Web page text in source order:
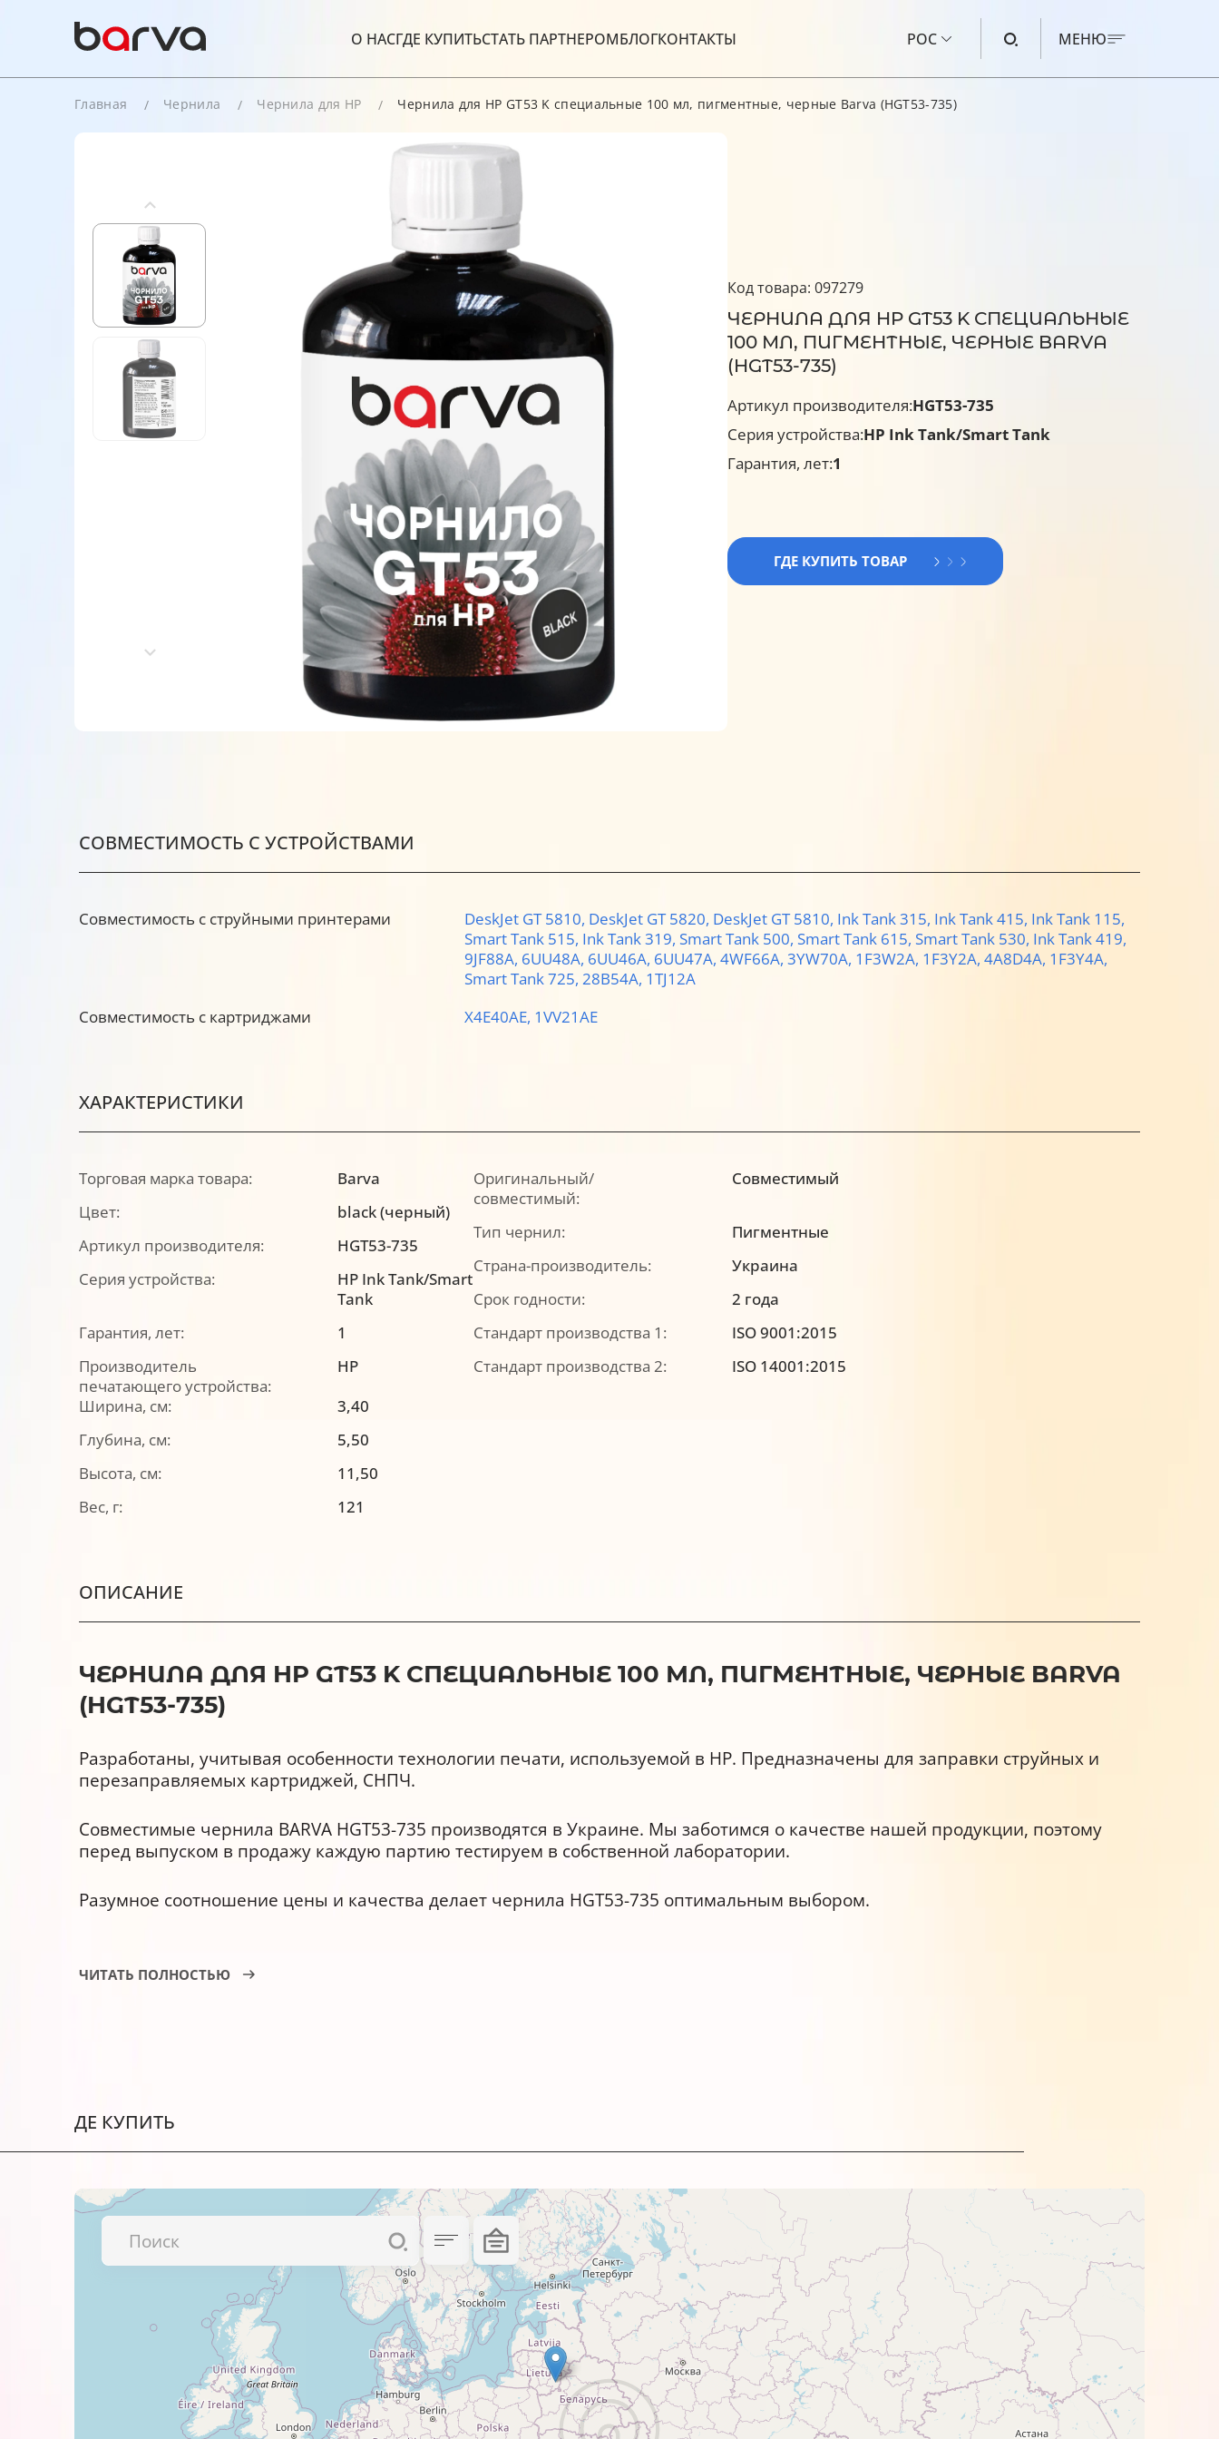
О НАСГДЕ КУПИТЬСТАТЬ ПАРТНЕРОМБЛОГКОНТАКТЫ РОС МЕНЮ
Главная Чернила Чернила для HP Чернила для HP GT53 K специальные 100 мл, пигментные, черные Barva (HGT53-735)
Код товара: 097279
ЧЕРНИЛА ДЛЯ HP GT53 K СПЕЦИАЛЬНЫЕ
100 МЛ, ПИГМЕНТНЫЕ, ЧЕРНЫЕ BARVA
(HGT53-735)
Артикул производителя:HGT53-735
Серия устройства:HP Ink Tank/Smart Tank
Гарантия, лет:1
ГДЕ КУПИТЬ ТОВАР
СОВМЕСТИМОСТЬ С УСТРОЙСТВАМИ
Совместимость с струйными принтерами DeskJet GT 5810, DeskJet GT 5820, DeskJet GT 5810, Ink Tank 315, Ink Tank 415, Ink Tank 115,
Smart Tank 515, Ink Tank 319, Smart Tank 500, Smart Tank 615, Smart Tank 530, Ink Tank 419,
9JF88A, 6UU48A, 6UU46A, 6UU47A, 4WF66A, 3YW70A, 1F3W2A, 1F3Y2A, 4A8D4A, 1F3Y4A,
Smart Tank 725, 28B54A, 1TJ12A
Совместимость с картриджами
X4E40AE, 1VV21AE
ХАРАКТЕРИСТИКИ
Торговая марка товара:
Barva
Цвет:
black (черный)
Артикул производителя:
HGT53-735
Серия устройства:
HP Ink Tank/Smart
Tank
Гарантия, лет:
1
Производитель
печатающего устройства:
HP
Оригинальный/
совместимый:
Совместимый
Тип чернил:
Пигментные
Страна-производитель:
Украина
Срок годности:
2 года
Стандарт производства 1:
ISO 9001:2015
Стандарт производства 2:
ISO 14001:2015
Ширина, см:
3,40
Глубина, см:
5,50
Высота, см:
11,50
Вес, г:
121
ОПИСАНИЕ
ЧЕРНИЛА ДЛЯ HP GT53 K СПЕЦИАЛЬНЫЕ 100 МЛ, ПИГМЕНТНЫЕ, ЧЕРНЫЕ BARVA
(HGT53-735)
Разработаны, учитывая особенности технологии печати, используемой в HP. Предназначены для заправки струйных и
перезаправляемых картриджей, СНПЧ.
Совместимые чернила BARVA HGT53-735 производятся в Украине. Мы заботимся о качестве нашей продукции, поэтому
перед выпуском в продажу каждую партию тестируем в собственной лаборатории.
Разумное соотношение цены и качества делает чернила HGT53-735 оптимальным выбором.
Чернила сертифицированы: ISO 9001:2015, ISO 14001:2015.
Рекомендации по использованию
Проверьте совместимость печатающего устройства HP с чернилами.
Во избежание некачественной печати или проблем в работе печатающего устройства следуйте инструкциям
производителя по заправке.
Храните чернила в прохладном сухом месте подальше от прямого солнечного света.
ЧИТАТЬ ПОЛНОСТЬЮ
ДЕ КУПИТЬ